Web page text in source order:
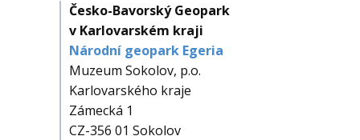
Česko-Bavorský Geopark
v Karlovarském kraji
Národní geopark Egeria
Muzeum Sokolov, p.o.
Karlovarského kraje
Zámecká 1
CZ-356 01 Sokolov